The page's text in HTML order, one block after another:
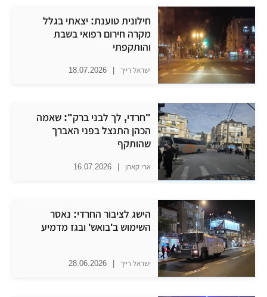
חילונית טוענת: יצאתי בגלל
מקרה חירום רפואי בשבת
והותקפתי
ישראל רייך |
18.07.2026
​"חרדי, לך לבני ברק": שאמה
הכהן התנצל בפני האברך
שהותקף
ארי קאהן |
16.07.2026
הישג לציבור החרדי: נאסר
השימוש ב'בואש' ובגז מדמיע
ישראל רייך |
28.06.2026